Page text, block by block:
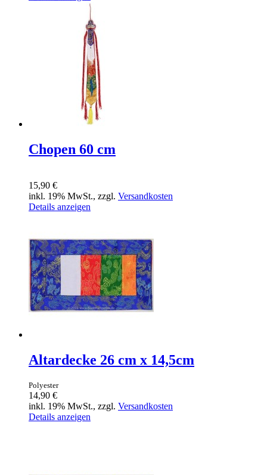
Chopen 60 cm
15,90 €
inkl. 19% MwSt., zzgl. Versandkosten
Details anzeigen
Altardecke 26 cm x 14,5cm
Polyester
14,90 €
inkl. 19% MwSt., zzgl. Versandkosten
Details anzeigen